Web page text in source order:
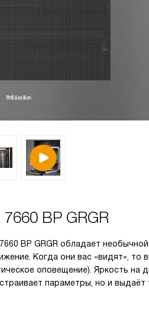
7660 BP GRGR
BP GRGR обладает
Когда они вас «видят», то
оповещение). Яркость на
параметры, но и